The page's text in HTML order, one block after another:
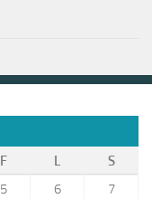
F L
S
5 6
7